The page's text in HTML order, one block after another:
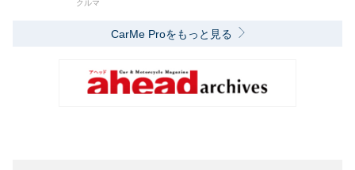
クルマ
CarMe Proをもっと見る